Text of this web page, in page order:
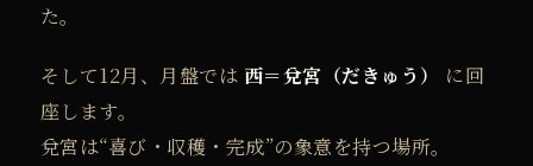
た。
そして12月、月盤では 西＝兌宮（だきゅう）
に回
座します。
兌宮は“喜び・収穫・完成”の象意を持つ場所。